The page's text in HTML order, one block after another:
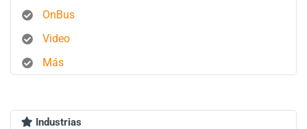
OnBus
Video
Más
Industrias